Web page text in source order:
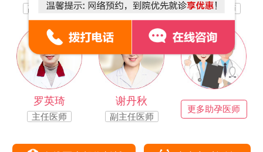
副主任医师 副主任医师 副主任医师
罗英琦
主任医师
谢丹秋
副主任医师
更多助孕医师